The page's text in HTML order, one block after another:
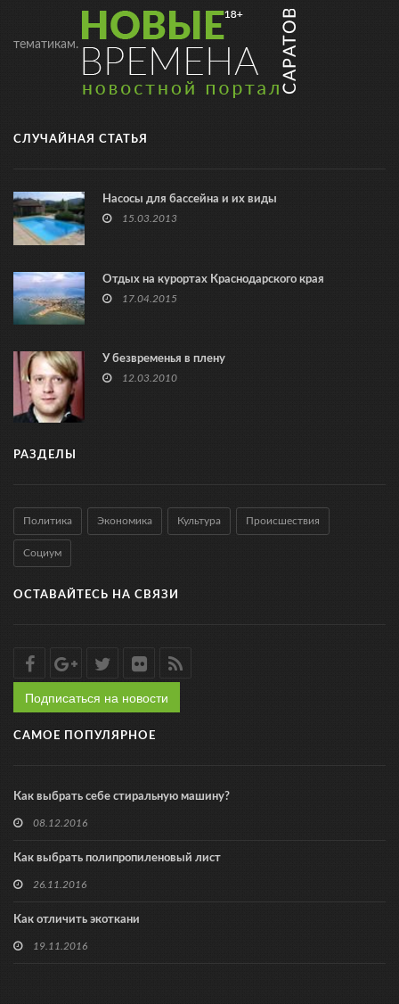
тематикам.
СЛУЧАЙНАЯ СТАТЬЯ
Насосы для бассейна и их виды
15.03.2013
Отдых на курортах Краснодарского края
17.04.2015
У безвременья в плену
12.03.2010
РАЗДЕЛЫ
Политика Экономика Культура Происшествия
Социум
ОСТАВАЙТЕСЬ НА СВЯЗИ
Подписаться на новости
САМОЕ ПОПУЛЯРНОЕ
Как выбрать себе стиральную машину?
08.12.2016
Как выбрать полипропиленовый лист
26.11.2016
Как отличить экоткани
19.11.2016